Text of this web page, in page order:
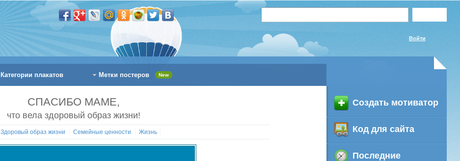
Войти
Категории плакатов Метки постеров New
Создать мотиватор
Код для сайта
Последние
СПАСИБО МАМЕ,
что вела здоровый образ жизни!
Здоровый образ жизни Семейные ценности Жизнь